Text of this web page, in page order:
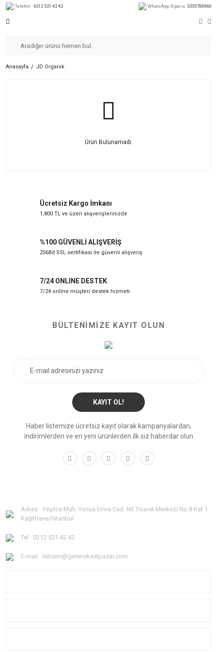
Telefon : 0212 521 42 42 WhatsApp Sipariş: 5355700960
Anasayfa JD Organik
Ürün Bulunamadı.
Ücretsiz Kargo İmkanı
1,800 TL ve üzeri alışverişlerinizde
%100 GÜVENLİ ALIŞVERİŞ
256Bit SSL sertifikası ile güvenli alışveriş
7/24 ONLINE DESTEK
7/24 online müşteri destek hizmeti
BÜLTENİMİZE KAYIT OLUN
KAYIT OL!
Haber listemize ücretsiz kayıt olarak kampanyalardan,
indirimlerden ve en yeni ürünlerden ilk siz haberdar olun
Adres : Yeşilce Mah. Yunus Emre Cad. Nil Ticaret Merkezi No:8 Kat 1
Kağıthane/İstanbul
Tel : 0212 521 42 42
E-mail : iletisim@gelenekselpazar.com